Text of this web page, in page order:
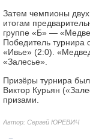
Затем чемпионы
итогам
группе «Б» —
Победитель турнира
«Ивье» (2:0).
«Залесье».
Призёры турнира
Виктор Курьян
призами.
Автор: Сергей ЮРЕВИЧ